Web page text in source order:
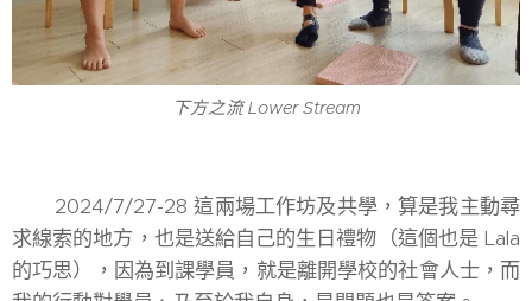
下方之流 Lower Stream
2024/7/27-28 這兩場工作坊及共學，算是我主動尋
求線索的地方，也是送給自己的生日禮物（這個也是 Lala
的巧思），因為到課學員，就是離開學校的社會人士，而